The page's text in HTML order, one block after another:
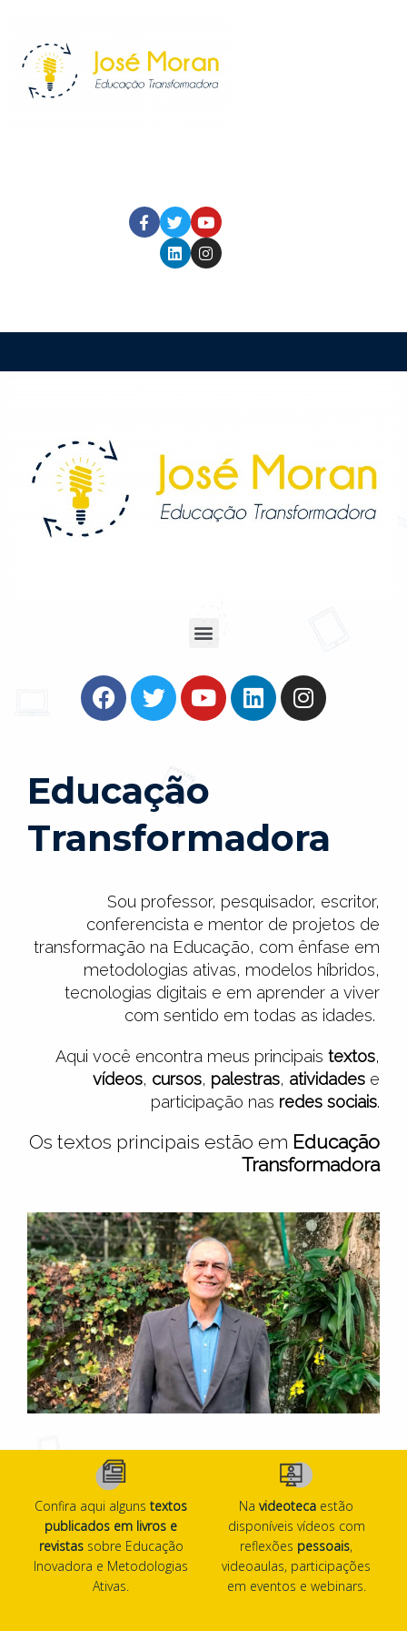
Educação
Transformadora
Sou professor, pesquisador, escritor,
conferencista e mentor de projetos de
transformação na Educação, com ênfase em
metodologias ativas, modelos híbridos,
tecnologias digitais e em aprender a viver
com sentido em todas as idades.
Aqui você encontra meus principais textos,
vídeos, cursos, palestras, atividades e
participação nas redes sociais.
Os textos principais estão em Educação
Transformadora
Confira aqui alguns textos
publicados em livros e
revistas sobre Educação
Inovadora e Metodologias
Ativas.
Na videoteca estão
disponíveis vídeos com
reflexões pessoais,
videoaulas, participações
em eventos e webinars.